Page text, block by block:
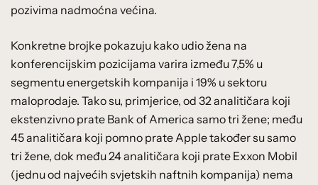
pozivima nadmoćna većina.
Konkretne brojke pokazuju kako udio žena na
konferencijskim pozicijama varira između 7,5% u
segmentu energetskih kompanija i 19% u sektoru
maloprodaje. Tako su, primjerice, od 32 analitičara koji
ekstenzivno prate Bank of America samo tri žene; među
45 analitičara koji pomno prate Apple također su samo
tri žene, dok među 24 analitičara koji prate Exxon Mobil
(jednu od najvećih svjetskih naftnih kompanija) nema